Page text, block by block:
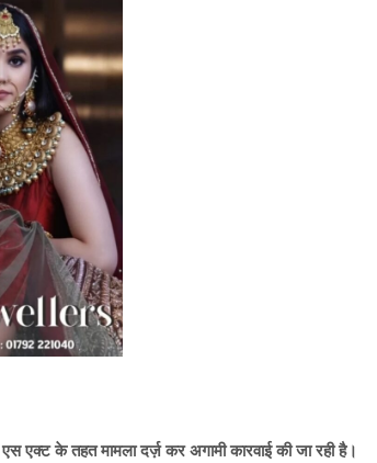
एक्ट के तहत मामला दर्ज़ कर अगामी कारवाई की जा रही है।